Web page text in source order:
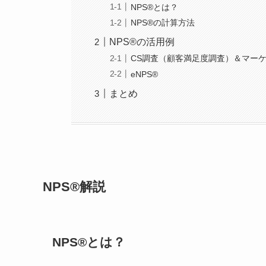
NPS®とは？
NPS®の計算方法
NPS®の活用例
CS調査（顧客満足度調査）＆マー
eNPS®
まとめ
NPS®解説
NPS®とは？